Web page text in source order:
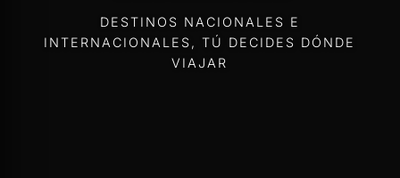
DESTINOS NACIONALES E
INTERNACIONALES, TÚ DECIDES DÓNDE
VIAJAR